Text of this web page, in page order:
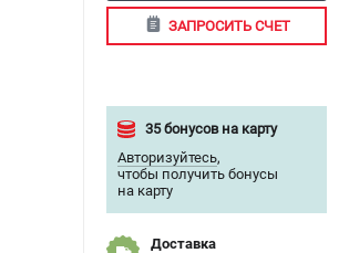
ЗАПРОСИТЬ СЧЕТ
35 бонусов на карту
Авторизуйтесь,
чтобы получить бонусы
на карту
Доставка